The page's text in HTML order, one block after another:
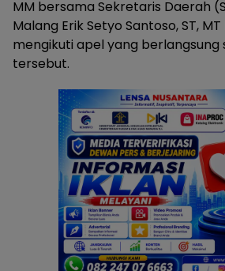
MM bersama Sekretaris Daerah
Malang Erik Setyo Santoso, ST,
mengikuti apel yang
tersebut.